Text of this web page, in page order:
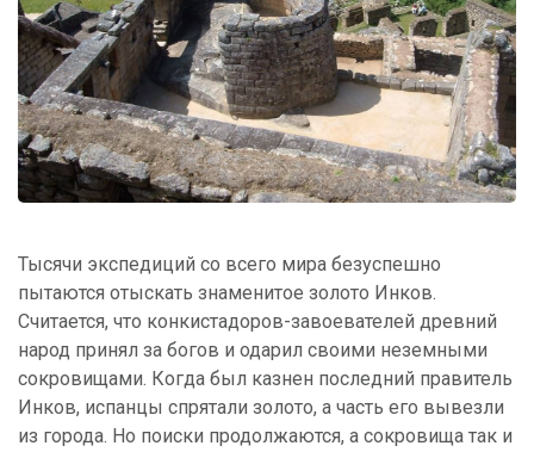
Тысячи экспедиций со всего мира безуспешно
пытаются отыскать знаменитое золото Инков.
Считается, что конкистадоров-завоевателей древний
народ принял за богов и одарил своими неземными
сокровищами. Когда был казнен последний правитель
Инков, испанцы спрятали золото, а часть его вывезли
из города. Но поиски продолжаются, а сокровища так и